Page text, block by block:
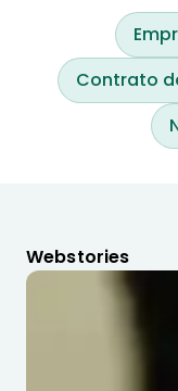
Contrato
Webstories